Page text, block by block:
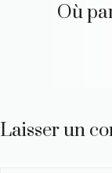
Où
Laisser un